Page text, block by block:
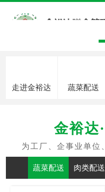
走进金裕达 蔬菜配送
蔬菜配送 肉类配送